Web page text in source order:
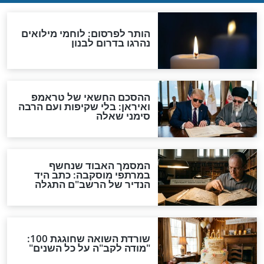
הזמר סטטיק
מהוריו, אשתו
"הלך לבית הכנסת והתקשה
עם התפילין": אורח החיים
מפורסמים